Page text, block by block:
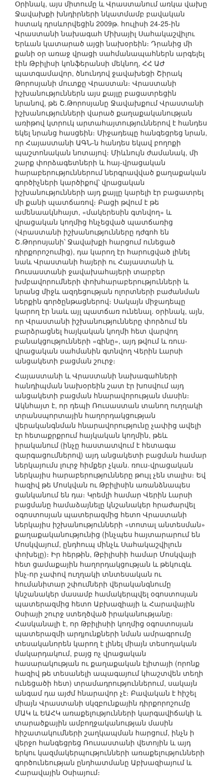
Օրինակ, այս միտումը և Վրաստանում առկա վախը
Ջավախքի խնդիրների նկատմամբ բավական
հստակ դրսևորվեցին 2009թ. հուլիսի 24-25-ին
Վրաստանի նախագահ Միխայիլ Սահակաշվիլու
Երևան կատարած այցի նախօրեին։ Դրանից մի
քանի օր առաջ վրացի սահմանապահներն արգելել
էին Թբիլիսի կոնֆերանսի մեկնող, ՀՀ ԱԺ
պատգամավոր, ծնունդով ջավախեցի Շիրակ
Թորոսյանի մուտքը Վրաստան։ Վրաստանի
իշխանություններն այս քայլը բացատրեցին
նրանով, թե Շ.Թորոսյանը Ջավախքում Վրաստանի
իշխանությունների վարած քաղաքականության
առիթով կտրուկ արտահայտություններով է հանդես
եկել նրանց հասցեին։ Միջադեպը հանգեցրեց նրան,
որ Հայաստանի ԱԳՆ-ն հանդես եկավ բողոքի
պաշտոնական նոտայով։ Միևնույն ժամանակ, մի
շարք փորձագետների և հայ-վրացական
հարաբերություններում ներգրավված քաղաքական
գործիչների կարծիքով՝ վրացական
իշխանությունների այդ քայլը կարելի էր բացատրել
մի քանի պատճառով։ Բացի թվում է թե
ամենաակնհայտ, «մակերեսին գտնվող» և
վրացական կողմից հնչեցված պատճառից
(Վրաստանի իշխանությունները դժգոհ են
Շ.Թորոսյանի՝ Ջավախքի հարցում ունեցած
դիրքորոշումից), դա կարող էր հարուցված լինել
նաև Վրաստանի հայերի ու Հայաստանի և
Ռուսաստանի ջավախահայերի տարբեր
խմբավորումների փոխհարաբերությունների և
նրանց միջև ազդեցության ոլորտների բաժանման
ներքին գործընթացներով։ Սակայն միջադեպը
կարող էր նաև այլ պատճառ ունենալ. օրինակ, այն,
որ Վրաստանի իշխանությունները փորձում են
բարձրացնել հայկական կողմի հետ վարվող
բանակցությունների «գինը», այդ թվում և ռուս-
վրացական սահմանին գտնվող Վերին Լարսի
անցակետի բացման շուրջ։
Հայաստանի և Վրաստանի նախագահների
հանդիպման նախօրեին շատ էր խոսվում այդ
անցակետի բացման հնարավորության մասին։
Ակնհայտ է, որ դեպի Ռուսաստան տանող ուղղակի
տրանսպորտային հաղորդակցության
վերականգնման հնարավորությունը չափից ավելի
էր հետաքրքրում հայկական կողմին, թեև
իրականում (ինչը հաստատվում է հետագա
զարգացումներով) այդ անցակետի բացման համար
ներկայումս լուրջ հիմքեր չկան. ռուս-վրացական
ներկայիս հարաբերությունները թույլ չեն տալիս։ Եվ
հազիվ թե Մոսկվան ու Թբիլիսին առանձնապես
ցանկանում են դա։ Կրեմլի համար Վերին Լարսի
բացմանը համաձայնելը կնշանակեր հրաժարվել
օգոստոսյան պատերազմից հետո Վրաստանի
ներկայիս իշխանությունների «տոտալ անտեսման»
քաղաքականությունից (ինչպես հայտարարում են
Մոսկվայում, ընդհուպ մինչև Սահակաշվիլուն
փոխելը)։ Իր հերթին, Թբիլիսիի համար Մոսկվայի
հետ ցամաքային հաղորդակցության և թեկուզև
ինչ-որ չափով ուղղակի տնտեսական ու
հումանիտար շփումների վերականգնումը
կնշանակեր մասամբ համակերպվել օգոստոսյան
պատերազմից հետո Աբխազիայի և Հարավային
Օսիայի շուրջ ստեղծված իրականությանը։
Հասկանալի է, որ Թբիլիսիի կողմից օգոստոսյան
պատերազմի արդյունքների նման ամրագրումը
տեսականորեն կարող է լինել միայն տեսողական
մակարդակում, բայց ոչ վրացական
հասարակության ու քաղաքական էլիտայի (որոնք
հազիվ թե տեսանելի ապագայում կհաշտվեն տեղի
ունեցածի հետ) տրամադրություններում, սակայն
անգամ դա այժմ հնարավոր չէ։ Բավական է հիշել
միայն Վրաստանի սկզբունքային դիրքորոշումը
ՄԱԿ և ԵԱՀԿ առաքելությունների կարգավիճակի և
տարածքային ամբողջականության մասին
հիշատակումների շաղկապման հարցում, ինչն ի
վերջո հանգեցրեց Ռուսաստանի վետոյին և այդ
երկու կազմակերպությունների առաքելությունների
գործունեության ընդհատմանը Աբխազիայում և
Հարավային Օսիայում։